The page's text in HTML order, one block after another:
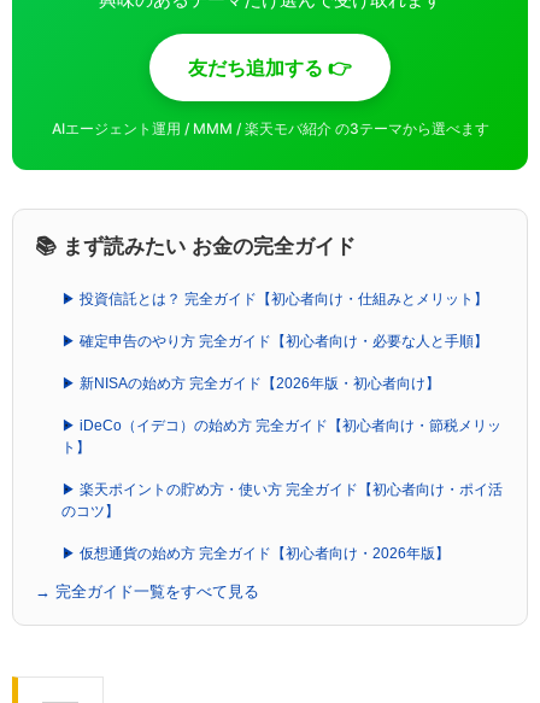
友だち追加する 👉
AIエージェント運用 / MMM / 楽天モバ紹介 の3テーマから選べます
📚 まず読みたい お金の完全ガイド
▶ 投資信託とは？ 完全ガイド【初心者向け・仕組みとメリット】
▶ 確定申告のやり方 完全ガイド【初心者向け・必要な人と手順】
▶ 新NISAの始め方 完全ガイド【2026年版・初心者向け】
▶ iDeCo（イデコ）の始め方 完全ガイド【初心者向け・節税メリッ
ト】
▶ 楽天ポイントの貯め方・使い方 完全ガイド【初心者向け・ポイ活
のコツ】
▶ 仮想通貨の始め方 完全ガイド【初心者向け・2026年版】
→ 完全ガイド一覧をすべて見る